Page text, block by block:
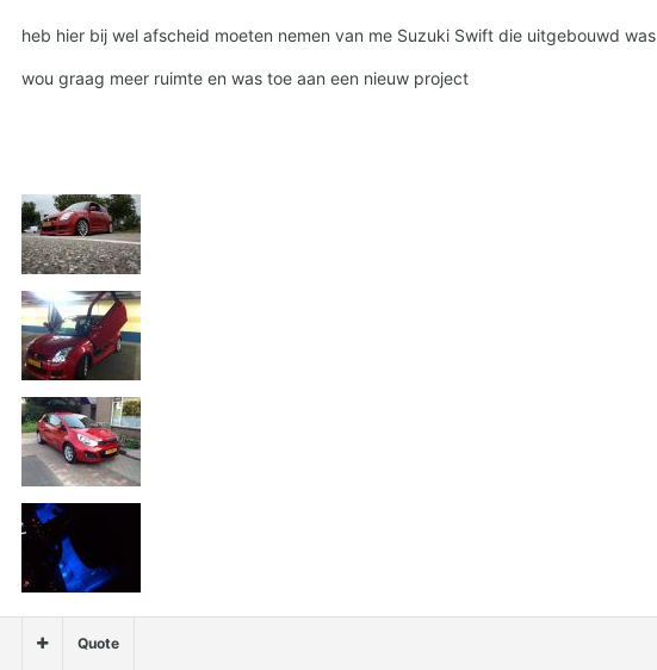
heb hier bij wel afscheid moeten nemen van me Suzuki Swift die uitgebouwd was
wou graag meer ruimte en was toe aan een nieuw project
Quote